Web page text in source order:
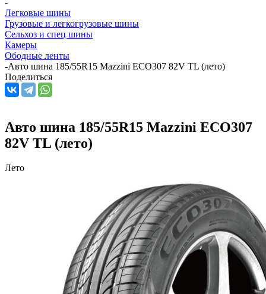
Легковые шины
Грузовые и легкогрузовые шины
Сельхоз и спец шины
Камеры
Ободные ленты
-Авто шина 185/55R15 Mazzini ECO307 82V TL (лето)
Поделиться
Авто шина 185/55R15 Mazzini ECO307
82V TL (лето)
Лето